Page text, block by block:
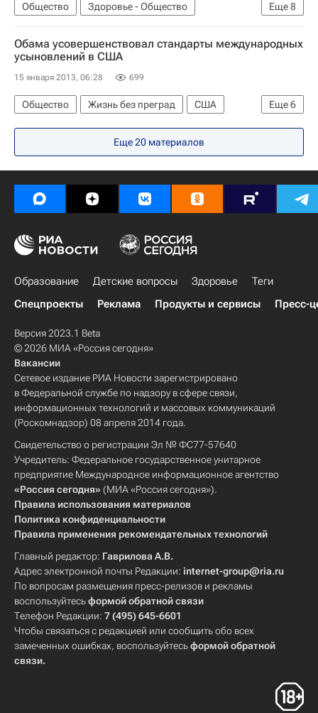
Еще8
Общество
Здоровье - Общество
Жизнь без преград
Чита
Европа
Сибирский ФО
Весь мир
Забайкальский край
Детские вопросы
Россия
Обама усовершенствовал стандарты международных
усыновлений в США
15 января 2013, 06:28 699
Еще6
Общество Жизнь без преград
США
Америка
Весь мир
Северная Америка
ООН Детские вопросы
Еще 20 материалов
Образование Детские вопросы Здоровье
Теги
Спецпроекты
Реклама Продукты и сервисы Пресс-
Версия 2023.1 Beta
© 2026 МИА «Россия сегодня»
Вакансии
Сетевое издание РИА Новости зарегистрировано
в Федеральной службе по надзору в сфере связи,
информационных технологий и массовых коммуникаций
(Роскомнадзор) 08 апреля 2014 года.
Свидетельство о регистрации Эл № ФС77-57640
Учредитель: Федеральное государственное унитарное
предприятие Международное информационное агентство
«Россия сегодня» (МИА «Россия сегодня»).
Правила использования материалов
Политика конфиденциальности
Правила применения рекомендательных технологий
Главный редактор: Гаврилова А.В.
Адрес электронной почты Редакции: internet-group@ria.ru
По вопросам размещения пресс-релизов и рекламы
воспользуйтесьформой обратной связи
Телефон Редакции: 7 (495) 645-6601
Чтобы связаться с редакцией или сообщить обо всех
замеченных ошибках, воспользуйтесьформой обратной
связи.